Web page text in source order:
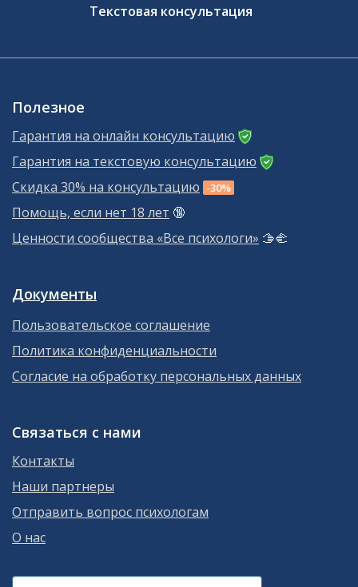
Текстовая консультация
Полезное
Гарантия на онлайн консультацию
Гарантия на текстовую консультацию
Скидка 30% на консультацию -30%
Помощь, если нет 18 лет 🔞
Ценности сообщества «Все психологи» 🫱‍🫲
Документы
Пользовательское соглашение
Политика конфиденциальности
Согласие на обработку персональных данных
Связаться с нами
Контакты
Наши партнеры
Отправить вопрос психологам
О нас